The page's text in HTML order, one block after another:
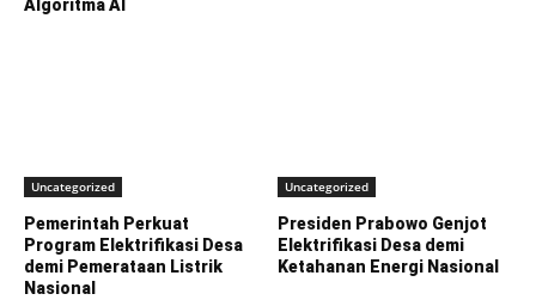
Algoritma AI
Uncategorized
Pemerintah Perkuat
Program Elektrifikasi Desa
demi Pemerataan Listrik
Nasional
Uncategorized
Presiden Prabowo Genjot
Elektrifikasi Desa demi
Ketahanan Energi Nasional